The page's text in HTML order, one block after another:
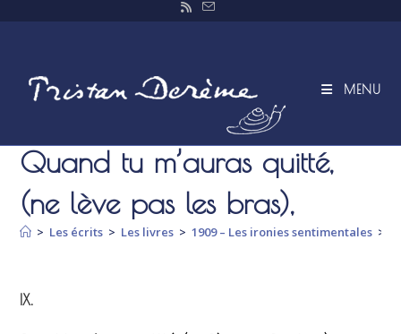
to
MENU
Quand tu m’auras quitté,
(ne lève pas les bras),
> Les écrits > Les livres > 1909 – Les ironies sentimentales >
IX.